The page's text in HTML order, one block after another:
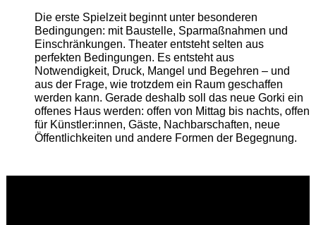
Die erste Spielzeit beginnt unter besonderen
Bedingungen: mit Baustelle, Sparmaßnahmen und
Einschränkungen. Theater entsteht selten aus
perfekten Bedingungen. Es entsteht aus
Notwendigkeit, Druck, Mangel und Begehren – und
aus der Frage, wie trotzdem ein Raum geschaffen
werden kann. Gerade deshalb soll das neue Gorki ein
offenes Haus werden: offen von Mittag bis nachts, offen
für Künstler:innen, Gäste, Nachbarschaften, neue
Öffentlichkeiten und andere Formen der Begegnung.